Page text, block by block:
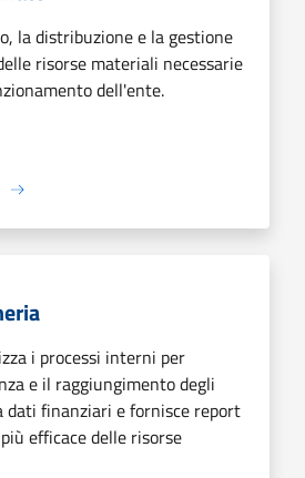
la distribuzione e la gestione
risorse materiali necessarie
dell'ente.
i processi interni per
e il raggiungimento degli
dati finanziari e fornisce report
efficace delle risorse